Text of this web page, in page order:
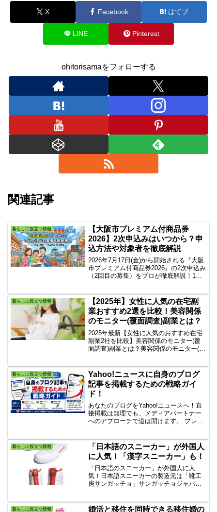
X Facebook はてブ
LINE Pinterest
ohitorisamaをフォローする
関連記事
暮らしに役立つ情報
【大阪市プレミアム付商品券
2026】2次申込みはいつから？申
込方法や対象者を徹底解説
2026年7月17日(金)から開始される『大阪
市プレミアム付商品券2026』の2次申込み
（2回目の募集）をプロが徹底解説！1次
申込方法、落とし穴となる注意点まで分
かりやすく紹介します。
暮らしに役立つ情報
【2025年】女性に人気の在宅副
業おすすめ2選を比較！美容関係
のモニター(覆面調査)副業とは？
2025年最新【女性に人気のおすすめ在宅
副業2社を比較】美容関係のモニター(覆
面調査)副業とは？美容関係のモニター(覆
です。i-Say＜アイセイ＞はオンラインア
ンケートサイトです。副業の女性の在宅
ワークは大人気です。
暮らしに役立つ情報
Yahoo!ニュースに自身のブログ
記事を掲載するための戦略ガイ
ド！
あなたのブログをYahoo!ニュースへ！直
接掲載は無理でも、メディアパートナー
へのアプローチで道は開けます。 プレス
を実現するための戦略と具体的な手順を
完全ガイド。
暮らしに役立つ情報
「日本語のスニーカー」が外国人
に人気！「漢字スニーカー」も！
「日本語のスニーカー」が外国人に人
気！日本語スニーカーの製造元は「靴工
房サンガッチョ」サンガッチョジャパン
パ・リーグ6球団と限定コラボのスニーカ
暮らしに役立つ情報
婚活と移住を同時できる移住婚の